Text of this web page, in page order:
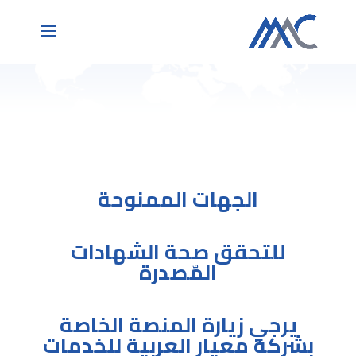
الجهات الممنوحة
للتحقق صحة الشهادات
المٌصدرة
يرجي زيارة المنصة الخاصة
بشركة معيار العربية للخدمات